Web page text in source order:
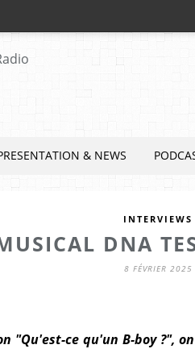
& NEWS
INTERVIEWS
DNA
8 FÉVRIER 2025
"Qu'est-ce qu'un B-boy ?",